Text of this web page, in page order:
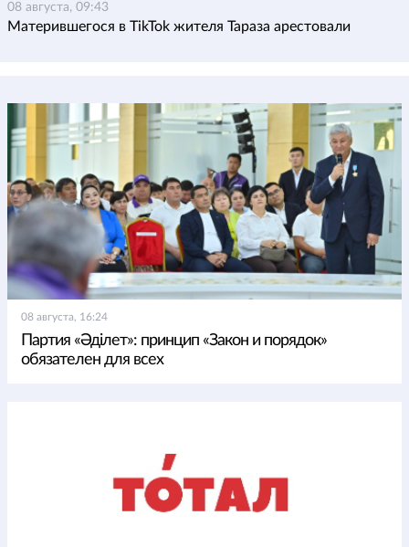
08 августа, 09:43
Матерившегося в TikTok жителя Тараза арестовали
08 августа, 16:24
Партия «Әділет»: принцип «Закон и порядок»
обязателен для всех